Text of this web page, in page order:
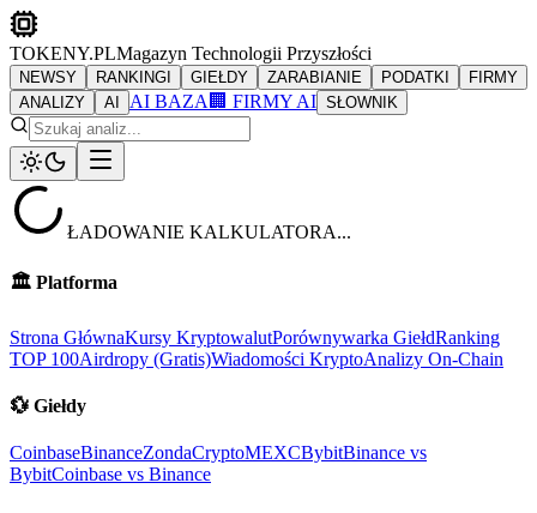
TOKENY.PLMagazyn Technologii Przyszłości
NEWSY RANKINGI GIEŁDY ZARABIANIE PODATKI
FIRMY
ANALIZY
AI AI BAZA 🏢 FIRMY AI SŁOWNIK
ŁADOWANIE KALKULATORA...
🏛️ Platforma
Strona GłównaKursy KryptowalutPorównywarka GiełdRanking
TOP 100Airdropy (Gratis)Wiadomości KryptoAnalizy On-Chain
💱 Giełdy
CoinbaseBinanceZondaCryptoMEXCBybitBinance vs
BybitCoinbase vs Binance